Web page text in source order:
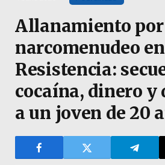
Allanamiento por
narcomenudeo en
Resistencia:
cocaína, dinero y
a un joven de 20